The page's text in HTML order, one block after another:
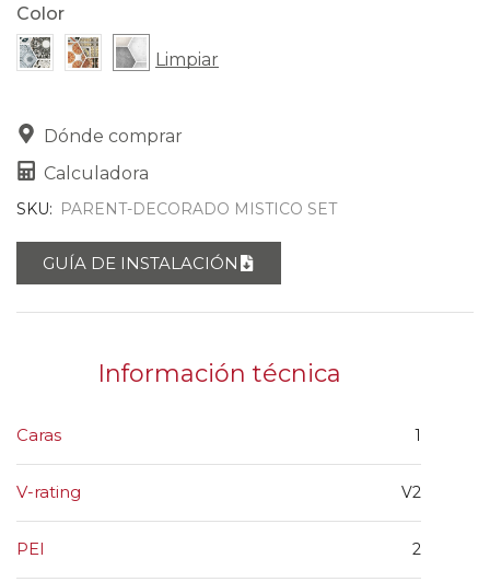
Color
Limpiar
Dónde comprar
Calculadora
SKU: PARENT-DECORADO MISTICO SET
GUÍA DE INSTALACIÓN
Información técnica
Caras 1
V-rating V2
PEI 2